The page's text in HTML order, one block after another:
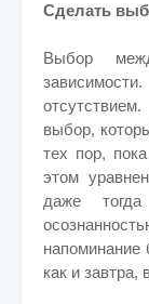
Сделать
Выбор
выбор,
тех пор,
этом
даже
напоминание
как и